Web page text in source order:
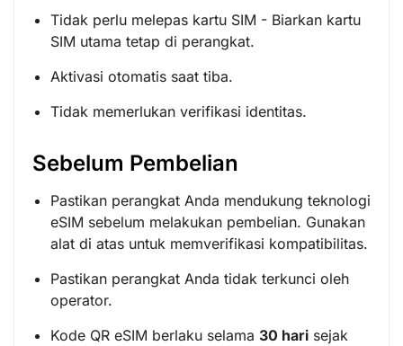
Tidak perlu melepas kartu SIM - Biarkan kartu
SIM utama tetap di perangkat.
Aktivasi otomatis saat tiba.
Tidak memerlukan verifikasi identitas.
Sebelum Pembelian
Pastikan perangkat Anda mendukung teknologi
eSIM sebelum melakukan pembelian. Gunakan
alat di atas untuk memverifikasi kompatibilitas.
Pastikan perangkat Anda tidak terkunci oleh
operator.
Kode QR eSIM berlaku selama 30 hari sejak